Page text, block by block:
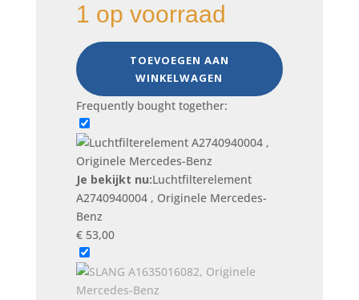
1 op voorraad
Luchtfilterelement
A2740940004
,
Originele
Mercedes-
Benz
aantal
TOEVOEGEN AAN
WINKELWAGEN
Frequently bought together:
Je bekijkt nu:Luchtfilterelement
A2740940004 , Originele Mercedes-
Benz
€53,00